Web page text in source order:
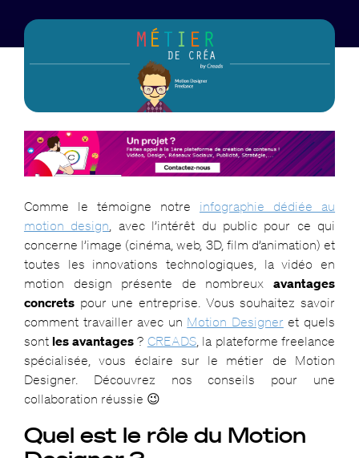
Comme le témoigne notre infographie dédiée au
motion design , avec l’intérêt du public pour ce qui
concerne l’image (cinéma, web, 3D, film d’animation) et
toutes les innovations technologiques, la vidéo en
motion design présente de nombreuxavantages
concretspour une entreprise. Vous souhaitez savoir
comment travailler avec un Motion Designer et quels
sont les avantages? CREADS, la plateforme freelance
spécialisée, vous éclaire sur le métier de Motion
Designer. Découvrez nos conseils pour une
collaboration réussie 😉
Quel est le rôle du Motion